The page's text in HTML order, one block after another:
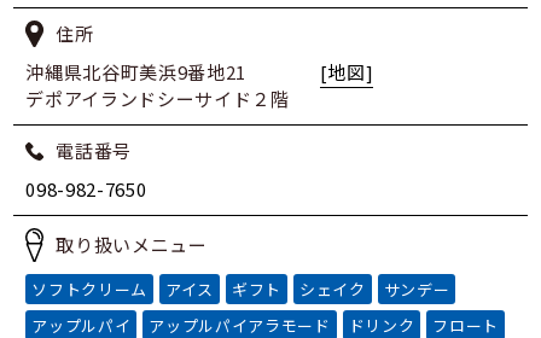
住所
沖縄県北谷町美浜9番地21
デポアイランドシーサイド２階
[地図]
電話番号
098-982-7650
取り扱いメニュー
ソフトクリーム アイス ギフト シェイク
サンデー
アップルパイ
アップルパイアラモード ドリンク
フロート